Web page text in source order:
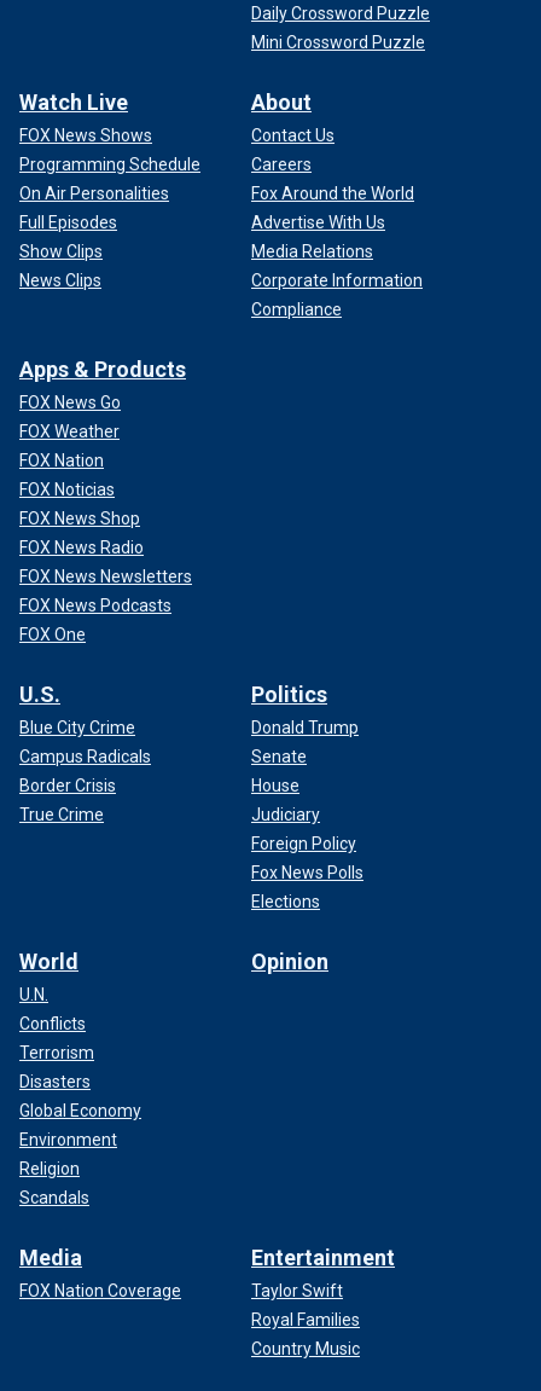
Daily Crossword Puzzle
Mini Crossword Puzzle
Watch Live
FOX News Shows
Programming Schedule
On Air Personalities
Full Episodes
Show Clips
News Clips
About
Contact Us
Careers
Fox Around the World
Advertise With Us
Media Relations
Corporate Information
Compliance
Apps & Products
FOX News Go
FOX Weather
FOX Nation
FOX Noticias
FOX News Shop
FOX News Radio
FOX News Newsletters
FOX News Podcasts
FOX One
U.S.
Blue City Crime
Campus Radicals
Border Crisis
True Crime
Politics
Donald Trump
Senate
House
Judiciary
Foreign Policy
Fox News Polls
Elections
World
U.N.
Conflicts
Terrorism
Disasters
Global Economy
Environment
Religion
Scandals
Opinion
Media
FOX Nation Coverage
Entertainment
Taylor Swift
Royal Families
Country Music